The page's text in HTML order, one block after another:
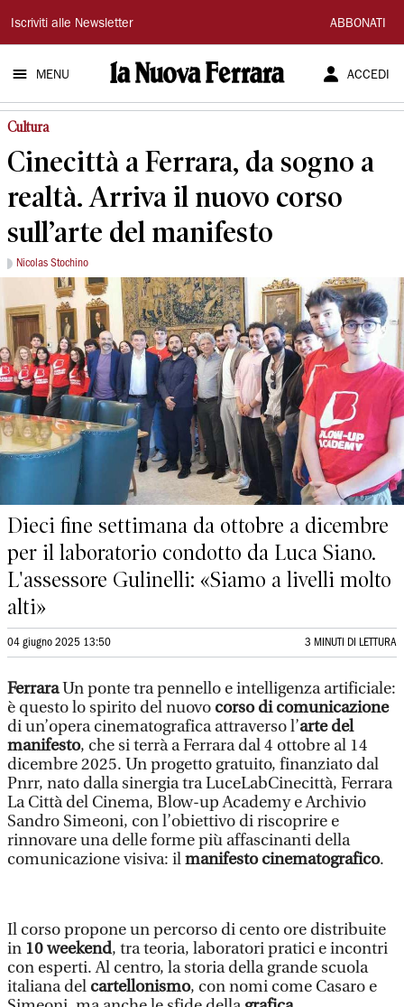
La
Nuova
Ferrara
Iscriviti alle Newsletter ABBONATI
MENU ACCEDI
Cultura
Cinecittà a Ferrara, da sogno a
realtà. Arriva il nuovo corso
sull’arte del manifesto
Nicolas Stochino
Dieci fine settimana da ottobre a dicembre
per il laboratorio condotto da Luca Siano.
L'assessore Gulinelli: «Siamo a livelli molto
alti»
04 giugno 2025 13:50 3 MINUTI DI LETTURA
FerraraUn ponte tra pennello e intelligenza artificiale:
è questo lo spirito del nuovo corso di comunicazione
di un’opera cinematografica attraverso l’arte del
manifesto, che si terrà a Ferrara dal 4 ottobre al 14
dicembre 2025. Un progetto gratuito, finanziato dal
Pnrr, nato dalla sinergia tra LuceLabCinecittà, Ferrara
La Città del Cinema, Blow-up Academy e Archivio
Sandro Simeoni, con l’obiettivo di riscoprire e
rinnovare una delle forme più affascinanti della
comunicazione visiva: ilmanifesto cinematografico.
Il corso propone un percorso di cento ore distribuite
in 10 weekend, tra teoria, laboratori pratici e incontri
con esperti. Al centro, la storia della grande scuola
italiana del cartellonismo, con nomi come Casaro e